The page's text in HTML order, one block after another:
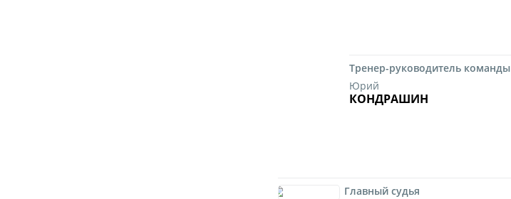
Тренер-руководитель команды
Юрий
КОНДРАШИН
Главный судья